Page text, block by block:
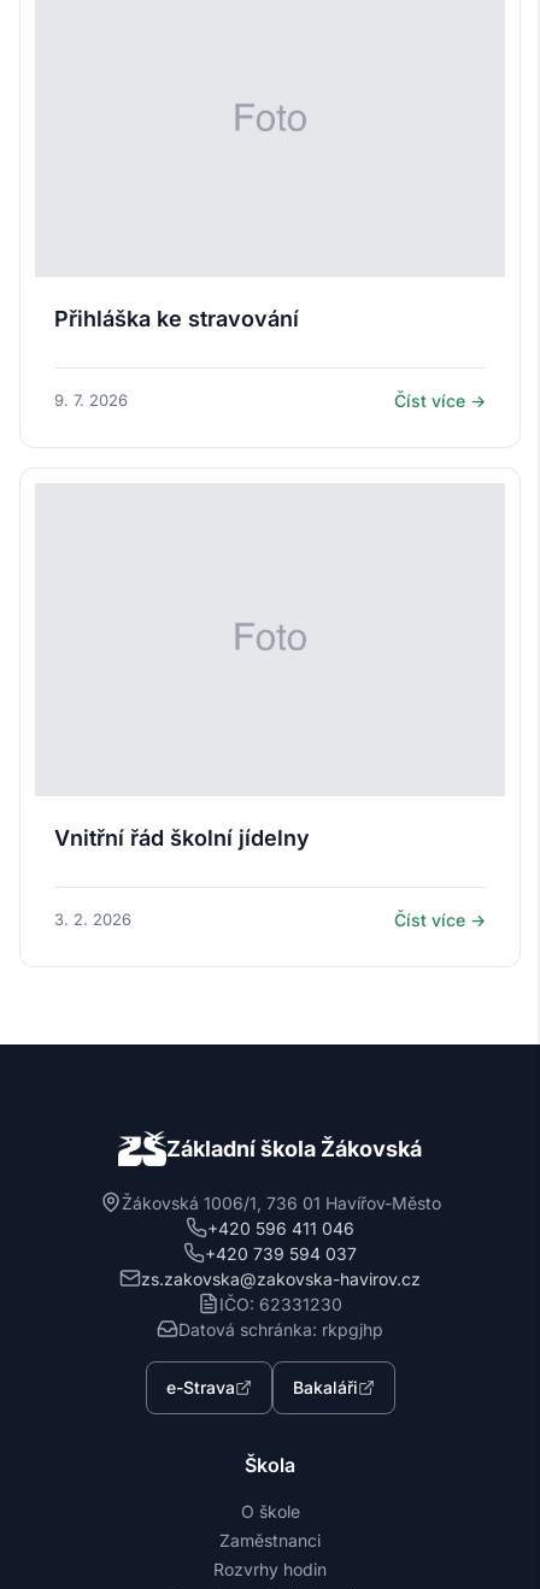
Přihláška ke stravování
9. 7. 2026 Číst více →
Vnitřní řád školní jídelny
3. 2. 2026 Číst více →
Základní škola Žákovská
Žákovská 1006/1, 736 01 Havířov-Město
+420 596 411 046
+420 739 594 037
zs.zakovska@zakovska-havirov.cz
IČO: 62331230
Datová schránka: rkpgjhp
e-Strava Bakaláři
Škola
O škole
Zaměstnanci
Rozvrhy hodin